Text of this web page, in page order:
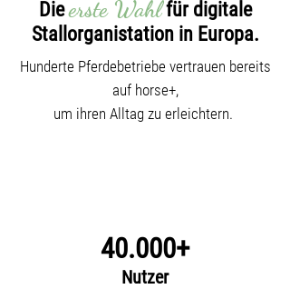
Dieerste Wahlfür digitale
Stallorganistation in Europa.
Hunderte Pferdebetriebe vertrauen bereits
auf horse+,
um ihren Alltag zu erleichtern.
40.000+
Nutzer